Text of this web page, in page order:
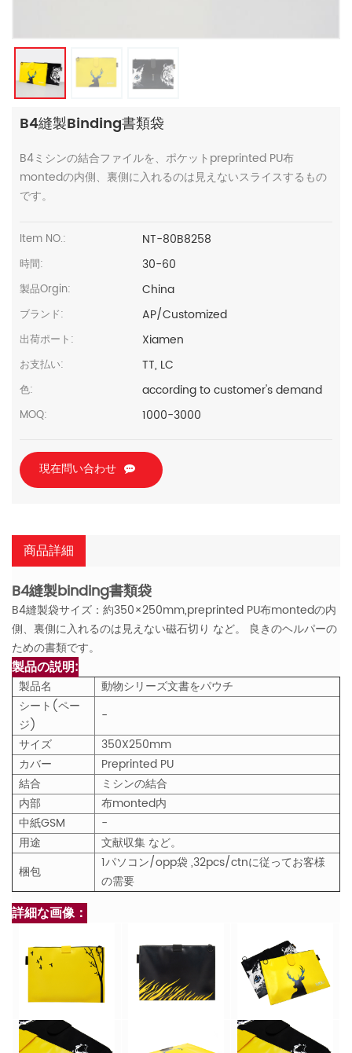
B4縫製binding書類袋
B4ミシンの結合ファイルを、ポケットpreprinted PU布
montedの内側、裏側に入れるのは見えないスライスするもの
です。
Item NO.: NT-80B8258
時間: 30-60
製品Orgin: China
ブランド: AP/Customized
出荷ポート: Xiamen
お支払い: TT, LC
色: according to customer's demand
MOQ: 1000-3000
現在問い合わせ
商品詳細
B4縫製binding書類袋
B4縫製袋サイズ：約350×250mm,preprinted PU布montedの内
側、裏側に入れるのは見えない磁石切り など。 良きのヘルパーの
ための書類です。
製品の説明:
製品名
動物シリーズ文書をパウチ
シート(ペー
ジ)
-
サイズ
350X250mm
カバー
Preprinted PU
結合
ミシンの結合
内部
布monted内
中紙GSM
-
用途
文献収集 など。
梱包
1パソコン/opp袋,32pcs/ctnに従ってお客様
の需要
詳細な画像：